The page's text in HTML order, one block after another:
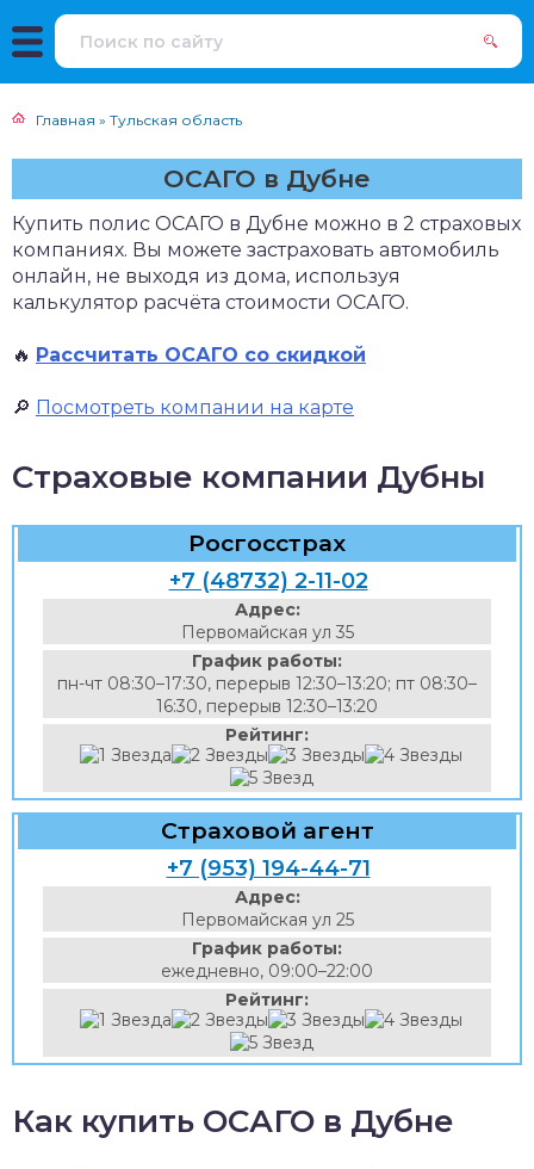
Главная » Тульская область
ОСАГО в Дубне
Купить полис ОСАГО в Дубне можно в 2 страховых
компаниях. Вы можете застраховать автомобиль
онлайн, не выходя из дома, используя
калькулятор расчёта стоимости ОСАГО.
🔥 Рассчитать ОСАГО со скидкой
🔎 Посмотреть компании на карте
Страховые компании Дубны
Росгосстрах
+7 (48732) 2-11-02
Адрес:
Первомайская ул 35
График работы:
пн-чт 08:30–17:30, перерыв 12:30–13:20; пт 08:30–
16:30, перерыв 12:30–13:20
Рейтинг:
Страховой агент
+7 (953) 194-44-71
Адрес:
Первомайская ул 25
График работы:
ежедневно, 09:00–22:00
Рейтинг:
Как купить ОСАГО в Дубне